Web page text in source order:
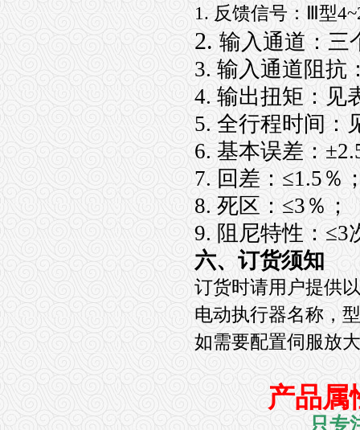
1. 反馈信号：Ⅲ型
2. 输入通道：三
3. 输入通道阻抗
4. 输出扭矩：见
5. 全行程时间：
6. 基本误差：
7. 回差：≤1.5％
8. 死区：≤3％；
9. 阻尼特性：≤3
六、订货须知
订货时请用户提供
电动执行器名称，
如需要配置伺服放
产品属
只专